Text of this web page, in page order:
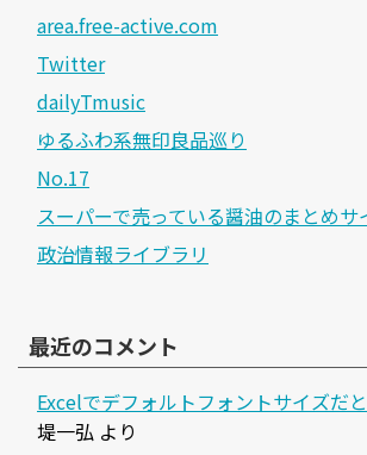
area.free-active.com
Twitter
dailyTmusic
ゆるふわ系無印良品巡り
No.17
スーパーで売っている醤油のまとめサ
政治情報ライブラリ
最近のコメント
Excelでデフォルトフォントサイズだ
堤一弘 より